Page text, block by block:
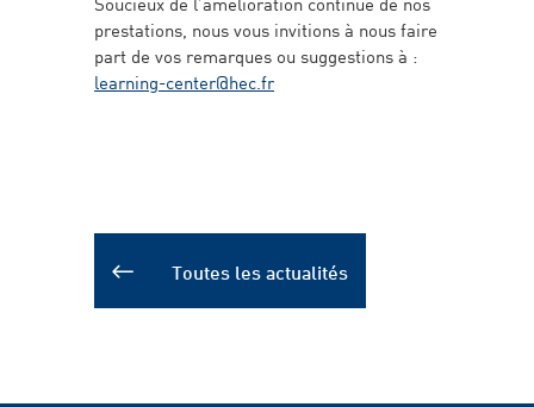
prestations, nous vous invitions à nous faire
part de vos remarques ou suggestions à :
learning-center@hec.fr
Toutes les actualités